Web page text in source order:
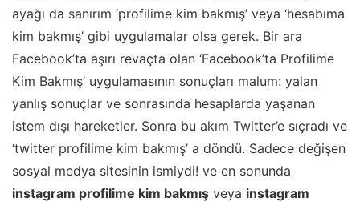
ayağı da sanırım ‘profilime kim bakmış’ veya ‘hesabıma
kim bakmış’ gibi uygulamalar olsa gerek. Bir ara
Facebook’ta aşırı revaçta olan ‘Facebook’ta Profilime
Kim Bakmış’ uygulamasının sonuçları malum: yalan
yanlış sonuçlar ve sonrasında hesaplarda yaşanan
istem dışı hareketler. Sonra bu akım Twitter’e sıçradı ve
‘twitter profilime kim bakmış’ a döndü. Sadece değişen
sosyal medya sitesinin ismiydi! ve en sonunda
instagram profilime kim bakmış veya instagram